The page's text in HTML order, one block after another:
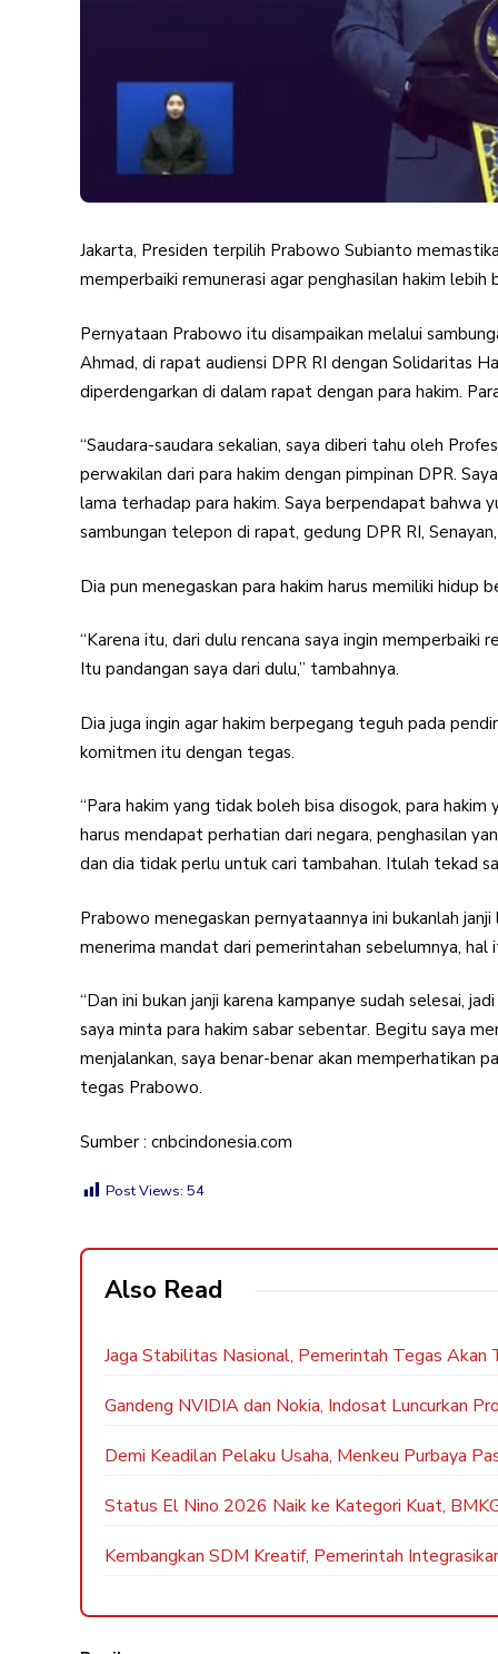
Jakarta, Presiden terpilih Prabowo Subianto
memperbaiki remunerasi agar penghasilan hakim lebih
Pernyataan Prabowo itu disampaikan melalui
Ahmad, di rapat audiensi DPR RI dengan Solidaritas
diperdengarkan di dalam rapat dengan para hakim.
“Saudara-saudara sekalian, saya diberi tahu oleh
perwakilan dari para hakim dengan pimpinan DPR.
lama terhadap para hakim. Saya berpendapat bahwa
sambungan telepon di rapat, gedung DPR RI,
Dia pun menegaskan para hakim harus memiliki hidup
“Karena itu, dari dulu rencana saya ingin memperbaiki
Itu pandangan saya dari dulu,” tambahnya.
Dia juga ingin agar hakim berpegang teguh pada
komitmen itu dengan tegas.
“Para hakim yang tidak boleh bisa disogok, para
harus mendapat perhatian dari negara, penghasilan
dan dia tidak perlu untuk cari tambahan. Itulah tekad
Prabowo menegaskan pernyataannya ini bukanlah
menerima mandat dari pemerintahan sebelumnya, hal
“Dan ini bukan janji karena kampanye sudah selesai,
saya minta para hakim sabar sebentar. Begitu saya
menjalankan, saya benar-benar akan memperhatikan
tegas Prabowo.
Sumber : cnbcindonesia.com
Post Views: 54
Also Read
Jaga Stabilitas Nasional, Pemerintah Tegas Akan
Gandeng NVIDIA dan Nokia, Indosat Luncurkan
Demi Keadilan Pelaku Usaha, Menkeu Purbaya
Status El Nino 2026 Naik ke Kategori Kuat,
Kembangkan SDM Kreatif, Pemerintah